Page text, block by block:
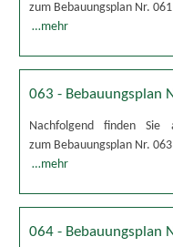
zum Bebauungsplan Nr.
…mehr
063 - Bebauungsplan
Nachfolgend finden Sie
zum Bebauungsplan Nr.
…mehr
064 - Bebauungsplan